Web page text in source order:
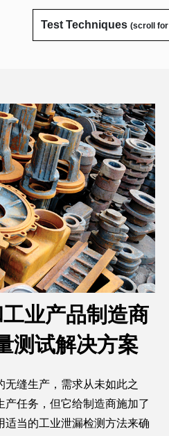
Test Techniques (scroll
业产品制造商
测试解决方案
缝生产，需求从未如此之
任务，但它给制造商施加了
适当的工业泄漏检测方法来确